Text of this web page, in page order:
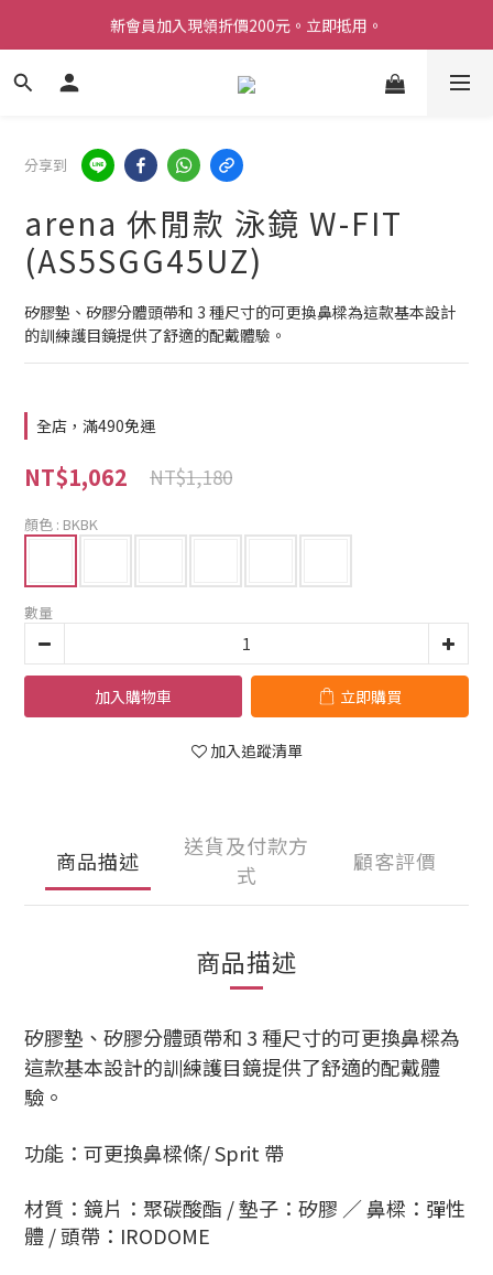
Welcome 台灣官方旗艦館
新會員加入現領折價200元。立即抵用。
Welcome 台灣官方旗艦館
分享到
arena 休閒款 泳鏡 W-FIT
(AS5SGG45UZ)
矽膠墊、矽膠分體頭帶和 3 種尺寸的可更換鼻樑為這款基本設計
的訓練護目鏡提供了舒適的配戴體驗。
全店，滿490免運
NT$1,062 NT$1,180
顏色 : BKBK
數量
加入購物車 立即購買
加入追蹤清單
商品描述
送貨及付款方
式
顧客評價
商品描述
矽膠墊、矽膠分體頭帶和 3 種尺寸的可更換鼻樑為
這款基本設計的訓練護目鏡提供了舒適的配戴體
驗。
功能：可更換鼻樑條/ Sprit 帶
材質：鏡片：聚碳酸酯 / 墊子：矽膠 ／ 鼻樑：彈性
體 / 頭帶：IRODOME